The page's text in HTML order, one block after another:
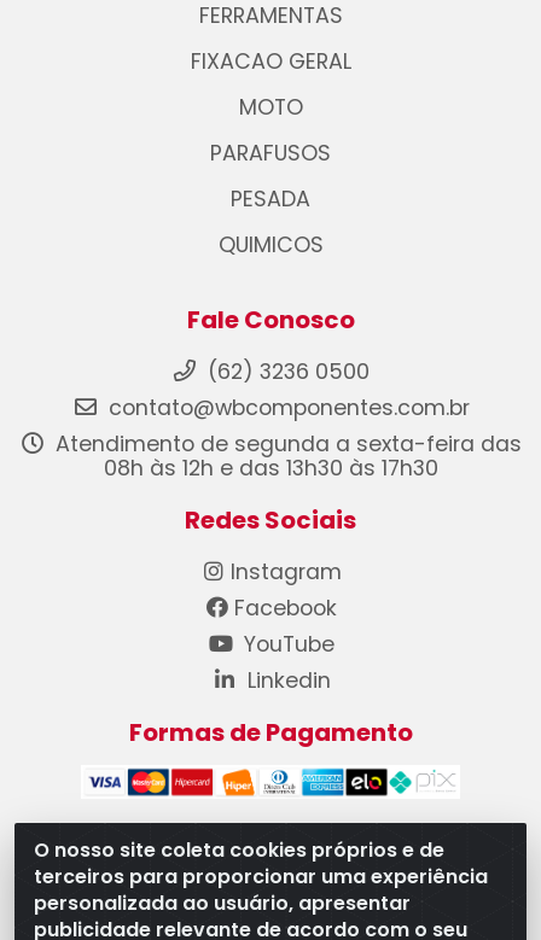
O nosso site coleta cookies próprios e de
terceiros para proporcionar uma experiência
personalizada ao usuário, apresentar
publicidade relevante de acordo com o seu
FERRAMENTAS
FIXACAO GERAL
MOTO
PARAFUSOS
PESADA
QUIMICOS
Fale Conosco
(62) 3236 0500
contato@wbcomponentes.com.br
Atendimento de segunda a sexta-feira das
08h às 12h e das 13h30 às 17h30
Redes Sociais
Instagram
Facebook
YouTube
Linkedin
Formas de Pagamento
WB Componentes Automotivos LTDA - CNPJ
08.528.393/0001-12 - Rua do Níquel, 667 - Parque
Oeste Industrial, Goiânia/GO - CEP 74375-660